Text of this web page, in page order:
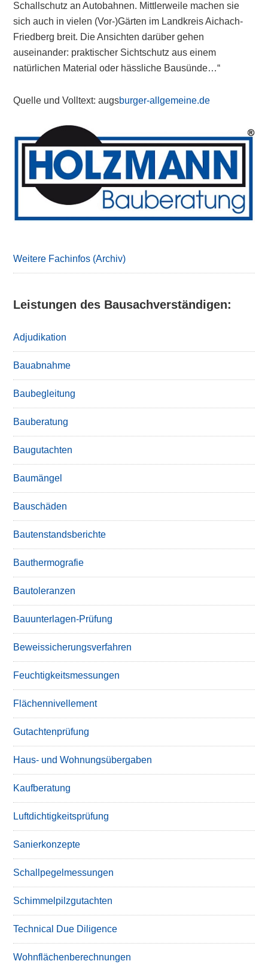
Schallschutz an Autobahnen. Mittlerweile machen sie
sich auch in vielen (Vor-)Gärten im Landkreis Aichach-
Friedberg breit. Die Ansichten darüber gehen
auseinander: praktischer Sichtschutz aus einem
natürlichen Material oder hässliche Bausünde…“
Quelle und Volltext: augsburger-allgemeine.de
Primary
Sidebar
Weitere Fachinfos (Archiv)
Leistungen des Bausachverständigen:
Adjudikation
Bauabnahme
Baubegleitung
Bauberatung
Baugutachten
Baumängel
Bauschäden
Bautenstandsberichte
Bauthermografie
Bautoleranzen
Bauunterlagen-Prüfung
Beweissicherungsverfahren
Feuchtigkeitsmessungen
Flächennivellement
Gutachtenprüfung
Haus- und Wohnungsübergaben
Kaufberatung
Luftdichtigkeitsprüfung
Sanierkonzepte
Schallpegelmessungen
Schimmelpilzgutachten
Technical Due Diligence
Wohnflächenberechnungen